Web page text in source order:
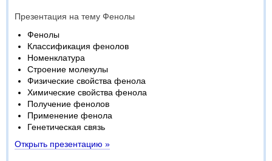
Презентация на тему Фенолы
Фенолы
Классификация фенолов
Номенклатура
Строение молекулы
Физические свойства фенола
Химические свойства фенола
Получение фенолов
Применение фенола
Генетическая связь
Открыть презентацию »